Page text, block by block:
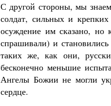
С другой стороны, мы
солдат, сильных и
осуждение им сказано, но
спрашивали) и становились
таких же, как они,
бесконечно меньшие
Ангелы Божии не могли
сердце.